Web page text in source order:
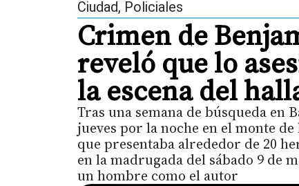
Ciudad, Policiales
Crimen de
reveló que lo
la escena del
Tras una semana de búsqueda en
jueves por la noche en el monte
que presentaba alrededor de 20
en la madrugada del sábado 9 de
un hombre como el autor